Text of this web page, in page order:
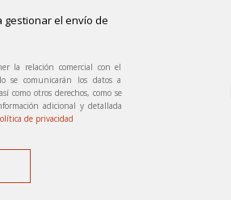
gestionar el envío de
la relación comercial con el
se comunicarán los datos a
como otros derechos, como se
adicional y detallada
de privacidad